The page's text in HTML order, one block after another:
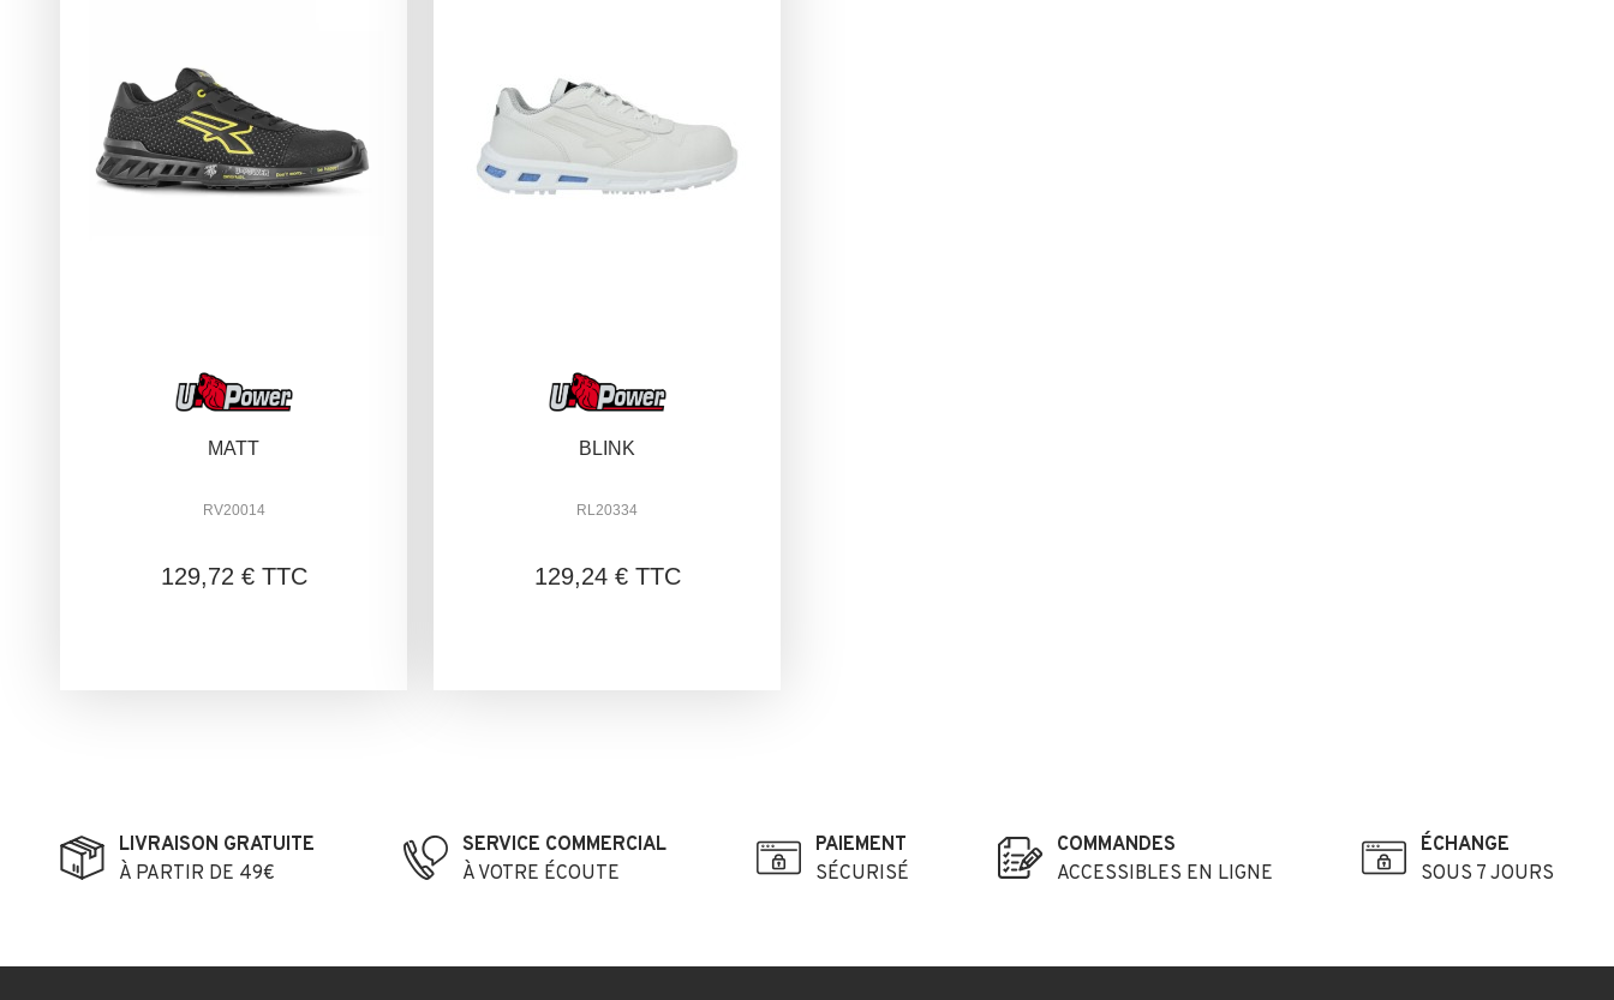
MATT
RV20014
129,72 € TTC
BLINK
RL20334
129,24 € TTC
LIVRAISON GRATUITE
À PARTIR DE 49€
SERVICE COMMERCIAL
À VOTRE ÉCOUTE
PAIEMENT
SÉCURISÉ
COMMANDES
ACCESSIBLES EN LIGNE
ÉCHANGE
SOUS 7 JOURS